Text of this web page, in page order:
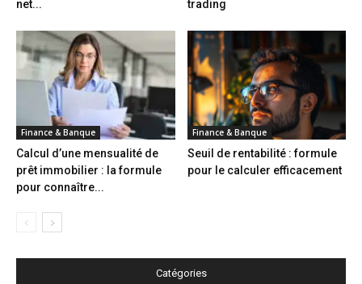
net...
trading
Finance & Banque
Calcul d’une mensualité de
prêt immobilier : la formule
pour connaître...
Finance & Banque
Seuil de rentabilité : formule
pour le calculer efficacement
Catégories